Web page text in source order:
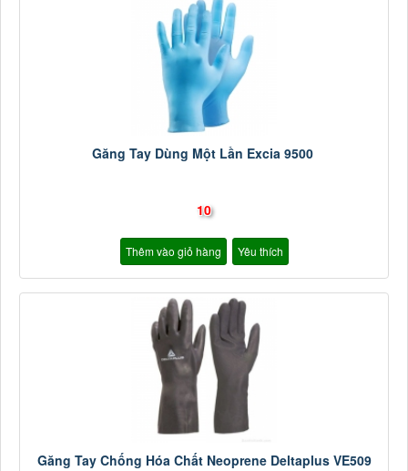
Găng Tay Dùng Một Lần Excia 9500
10
Thêm vào giỏ hàng Yêu thích
Găng Tay Chống Hóa Chất Neoprene Deltaplus VE509